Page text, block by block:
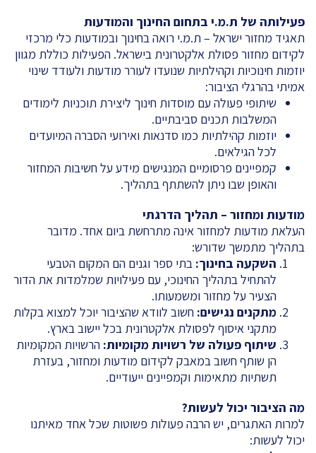
פעילותה של ת.מ.י בתחום החינוך והמודעות
תאגיד מחזור ישראל – ת.מ.י רואה בחינוך ובמודעות כלי מרכזי
לקידום מחזור פסולת אלקטרונית בישראל. הפעילות כוללת מגוון
יוזמות חינוכיות וקהילתיות שנועדו לעורר מודעות ולעודד שינוי
אמיתי בהרגלי הציבור:
שיתופי פעולה עם מוסדות חינוך ליצירת תוכניות לימודים
המשלבות תכנים סביבתיים.
יוזמות קהילתיות כמו סדנאות ואירועי הסברה המיועדים
לכל הגילאים.
קמפיינים פרסומיים המנגישים מידע על חשיבות המחזור
והאופן שבו ניתן להשתתף בתהליך.
מודעות ומחזור – תהליך הדרגתי
העלאת מודעות למחזור אינה מתרחשת ביום אחד. מדובר
בתהליך מתמשך שדורש:
השקעה בחינוך: בתי ספר וגנים הם המקום הטבעי
להתחיל בתהליך החינוכי, עם פעילויות שמלמדות את הדור
הצעיר על מחזור ומשמעותו.
מתקנים נגישים: חשוב לוודא שהציבור יוכל למצוא בקלות
מתקני איסוף לפסולת אלקטרונית בכל יישוב בארץ.
שיתוף פעולה של רשויות מקומיות: הרשויות המקומיות
הן שותף חשוב במאבק לקידום מודעות ומחזור, בעזרת
תשתיות מתאימות וקמפיינים ייעודיים.
מה הציבור יכול לעשות?
למרות האתגרים, יש הרבה פעולות פשוטות שכל אחד מאיתנו
יכול לעשות: